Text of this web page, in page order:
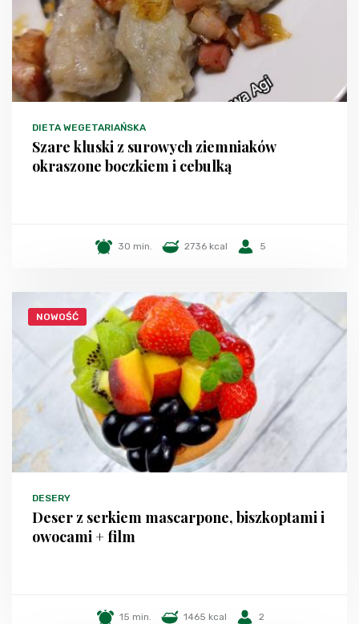
DIETA WEGETARIAŃSKA
Szare kluski z surowych ziemniaków
okraszone boczkiem i cebulką
30 min. 2736 kcal 5
NOWOŚĆ
DESERY
Deser z serkiem mascarpone, biszkoptami i
owocami + film
15 min. 1465 kcal 2